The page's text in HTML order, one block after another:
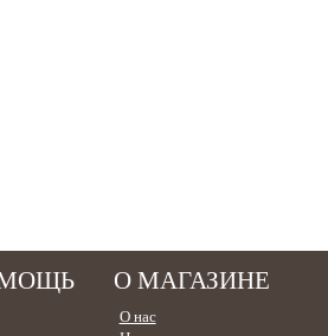
О МАГАЗИНЕ
О нас